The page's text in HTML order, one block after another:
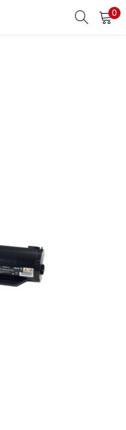
0
Recherche
REGISTRE
de passe pour vous